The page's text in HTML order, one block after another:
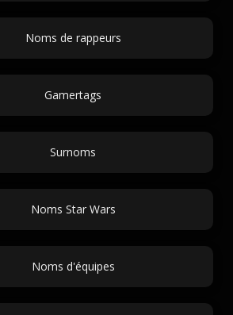
Noms de rappeurs
Gamertags
Surnoms
Noms Star Wars
Noms d'équipes